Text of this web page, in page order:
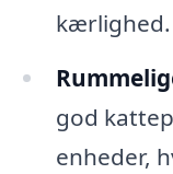
kærlighed.
god
enheder,